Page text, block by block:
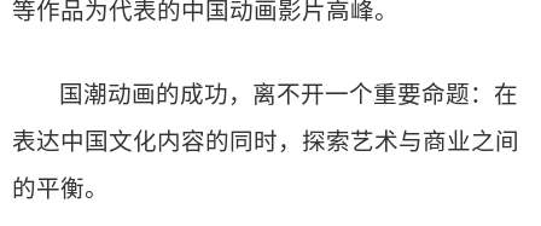
等作品为代表的中国动画影片高峰。
国潮动画的成功，离不开一个重要命题：在
表达中国文化内容的同时，探索艺术与商业之间
的平衡。